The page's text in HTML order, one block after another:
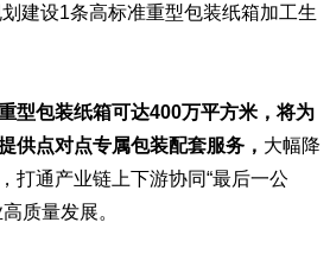
建设1条高标准重型包装纸箱加工生
型包装纸箱可达400万平方米，将为
供点对点专属包装配套服务， 大幅降
打通产业链上下游协同“最后一公
质量发展。